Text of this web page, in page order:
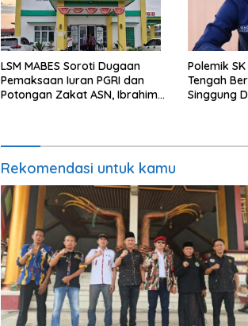
LSM MABES Soroti Dugaan
Pemaksaan Iuran PGRI dan
Potongan Zakat ASN, Ibrahim
Polemik
Tengah
Singgung
Rekomendasi untuk kamu